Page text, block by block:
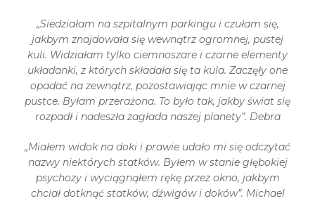
„Siedziałam na szpitalnym parkingu i czułam się,
jakbym znajdowała się wewnątrz ogromnej, pustej
kuli. Widziałam tylko ciemnoszare i czarne elementy
układanki, z których składała się ta kula. Zaczęły one
opadać na zewnątrz, pozostawiając mnie w czarnej
pustce. Byłam przerażona. To było tak, jakby świat się
rozpadł i nadeszła zagłada naszej planety”. Debra
„Miałem widok na doki i prawie udało mi się odczytać
nazwy niektórych statków. Byłem w stanie głębokiej
psychozy i wyciągnąłem rękę przez okno, jakbym
chciał dotknąć statków, dźwigów i doków”. Michael